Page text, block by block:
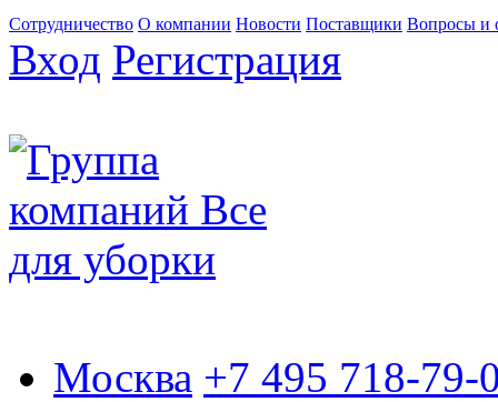
Сотрудничество О компании Новости Поставщики Вопросы и
Вход Регистрация
Москва +7 495 718-79-